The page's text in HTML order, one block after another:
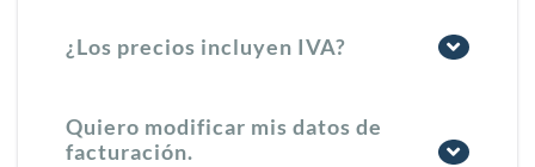
¿Los precios incluyen IVA?
Quiero modificar mis datos de
facturación.